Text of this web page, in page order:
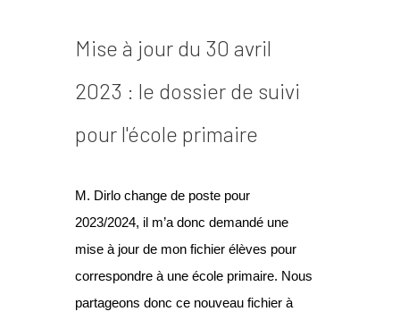
Mise à jour du 30 avril
2023 : le dossier de suivi
pour l'école primaire
M. Dirlo change de poste pour
2023/2024, il m’a donc demandé une
mise à jour de mon fichier élèves pour
correspondre à une école primaire. Nous
partageons donc ce nouveau fichier à